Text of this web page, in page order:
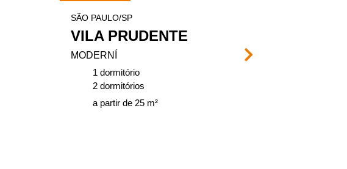
SÃO PAULO/SP
VILA PRUDENTE
MODERNÍ
1 dormitório
2 dormitórios
a partir de 25 m²